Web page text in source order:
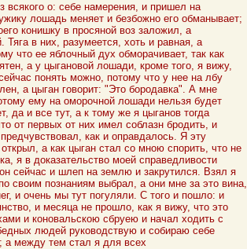
всякого о: себе намерения, и пришел на
лошадь меняет и безбожно его обманывает;
конишку в просяной воз заложил, а
в них, разумеется, хоть и равная, а
что ее яблочный дух обморачивает, так как
а у цыгановой лошади, кроме того, я вижу,
понять можно, потому что у нее на лбу
а цыган говорит: "Это бородавка". А мне
ему на оморочной лошади нельзя будет
да и все тут, а к тому же я цыганов тогда
от первых от них имел соблазн бродить, и
как и оправдалось. Я эту
а как цыган стал со мною спорить, что не
я в доказательство моей справедливости
сейчас и шлеп на землю и закрутился. Взял я
своим познаниям выбрал, а они мне за это вина,
и очень мы тут погуляли. С того и пошло: и
и месяца не прошло, как я вижу, что это
и коновальскою сбруею и начал ходить с
людей руководствую и собираю себе
а между тем стал я для всех